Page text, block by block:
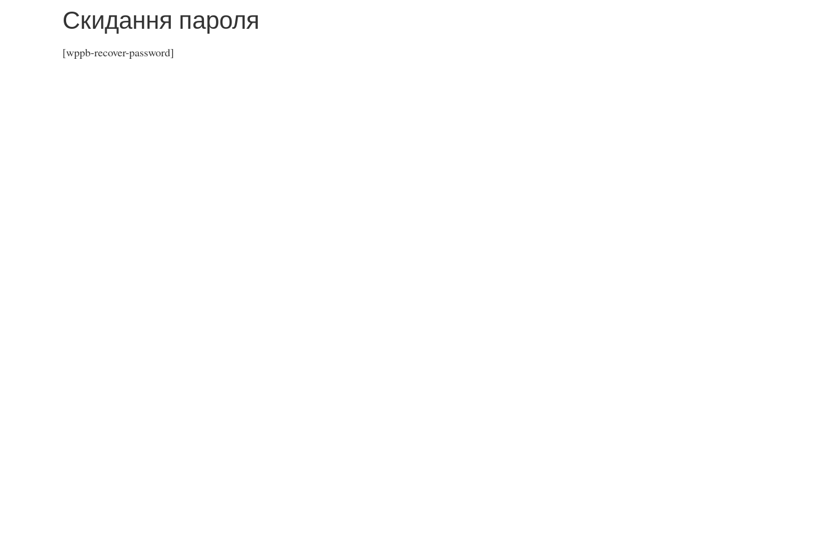
Скидання пароля
[wppb-recover-password]